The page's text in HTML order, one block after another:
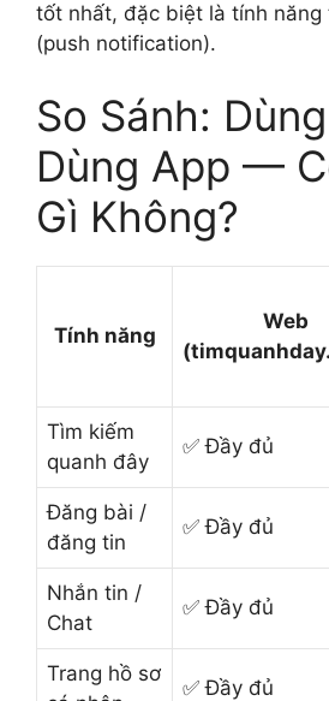
tốt nhất, đặc biệt là tính năng
(push notification).
So Sánh:
Dùng App —
Gì Không?
Tính năng
Web
Tìm kiếm
quanh đây
✅ Đầy đủ
Đăng bài /
đăng tin
✅ Đầy đủ
Nhắn tin /
Chat
✅ Đầy đủ
Trang hồ sơ
✅ Đầy đủ